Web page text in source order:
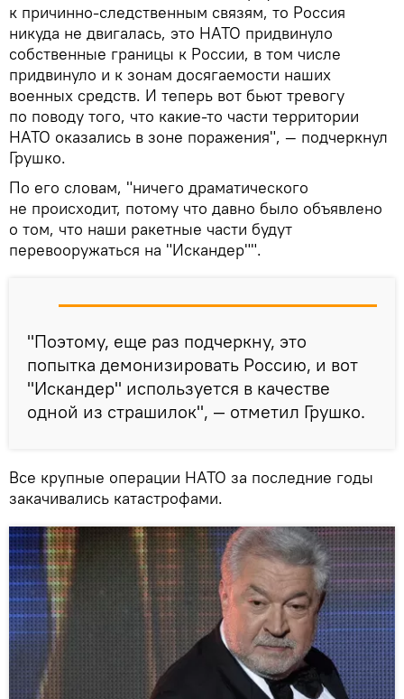
к причинно-следственным связям, то Россия
никуда не двигалась, это НАТО придвинуло
собственные границы к России, в том числе
придвинуло и к зонам досягаемости наших
военных средств. И теперь вот бьют тревогу
по поводу того, что какие-то части территории
НАТО оказались в зоне поражения", — подчеркнул
Грушко.
По его словам, "ничего драматического
не происходит, потому что давно было объявлено
о том, что наши ракетные части будут
перевооружаться на "Искандер"".
"Поэтому, еще раз подчеркну, это
попытка демонизировать Россию, и вот
"Искандер" используется в качестве
одной из страшилок", — отметил Грушко.
Все крупные операции НАТО за последние годы
закачивались катастрофами.